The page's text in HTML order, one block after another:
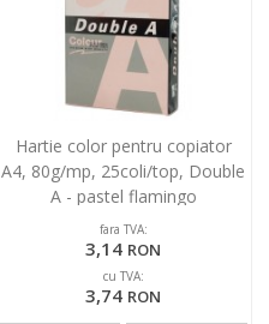
Hartie color pentru copiator
A4, 80g/mp, 25coli/top, Double
A - pastel flamingo
fara TVA:
3,14 RON
cu TVA:
3,74 RON